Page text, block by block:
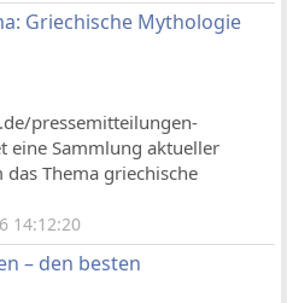
Griechische Mythologie
pressemitteilungen-
eine Sammlung aktueller
Thema griechische
14:12:20
– den besten